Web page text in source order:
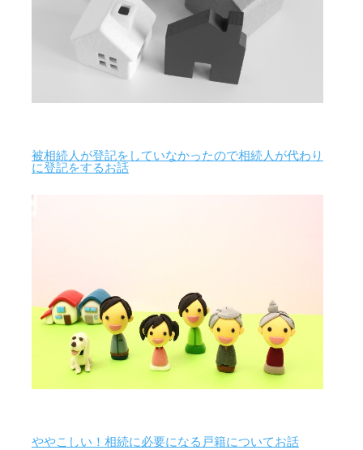
被相続人が登記をしていなかったので相続人が代わり
に登記をするお話
ややこしい！相続に必要になる戸籍についてお話